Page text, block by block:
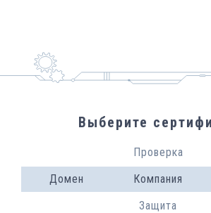
Выберите
Проверка
Домен
Компания
Защита